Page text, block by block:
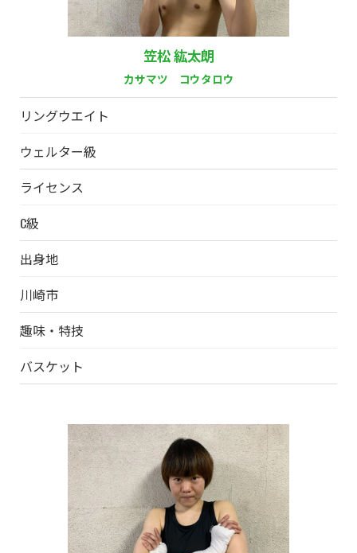
笠松 紘太朗
カサマツ コウタロウ
リングウエイト
ウェルター級
ライセンス
C級
出身地
川崎市
趣味・特技
バスケット